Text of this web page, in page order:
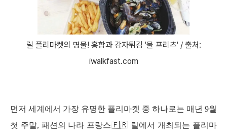
릴 플리마켓의 명물! 홍합과 감자튀김 '물 프리츠' / 출처:
iwalkfast.com
먼저 세계에서 가장 유명한 플리마켓 중 하나로는 매년 9월
첫 주말, 패션의 나라 프랑스🇫🇷 릴에서 개최되는 플리마